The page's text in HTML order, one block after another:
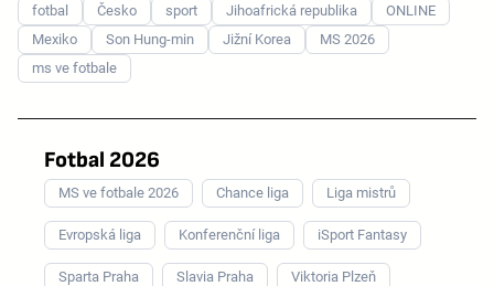
fotbal Česko sport Jihoafrická republika
ONLINE
Mexiko
Son Hung-min Jižní Korea
MS 2026
ms ve fotbale
Fotbal 2026
MS ve fotbale 2026 Chance liga Liga mistrů
Evropská liga Konferenční liga iSport Fantasy
Sparta Praha Slavia Praha Viktoria Plzeň